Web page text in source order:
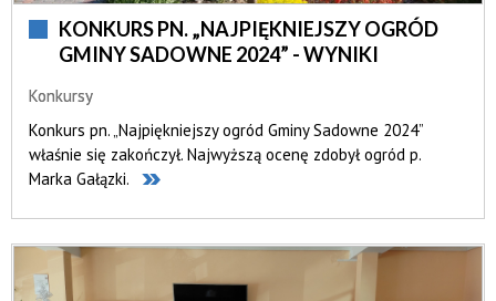
KONKURS PN. „NAJPIĘKNIEJSZY OGRÓD
GMINY SADOWNE 2024” - WYNIKI
Konkursy
Konkurs pn. „Najpiękniejszy ogród Gminy Sadowne 2024”
właśnie się zakończył. Najwyższą ocenę zdobył ogród p.
Marka Gałązki.